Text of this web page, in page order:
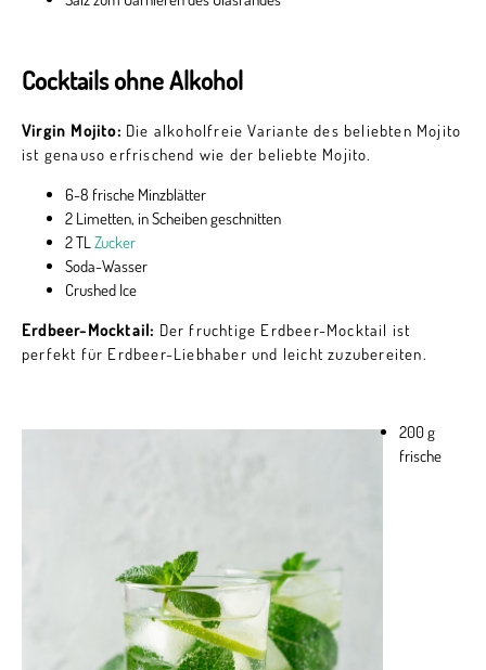
Cocktails ohne Alkohol
Virgin Mojito: Die alkoholfreie Variante des beliebten Mojito
ist genauso erfrischend wie der beliebte Mojito.
6-8 frische Minzblätter
2 Limetten, in Scheiben geschnitten
2 TLZucker
Soda-Wasser
Crushed Ice
Erdbeer-Mocktail: Der fruchtige Erdbeer-Mocktail ist
perfekt für Erdbeer-Liebhaber und leicht zuzubereiten.
200 g
frische